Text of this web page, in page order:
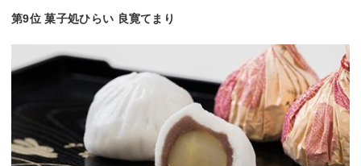
第9位 菓子処ひらい 良寛てまり